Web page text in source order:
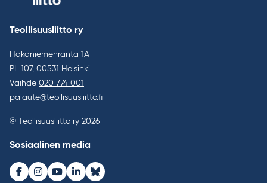
Teollisuusliitto ry
Hakaniemenranta 1A
PL 107, 00531 Helsinki
Vaihde 020 774 001
palaute@teollisuusliitto.fi
© Teollisuusliitto ry 2026
Sosiaalinen media
Facebook
Instagram
Youtube
LinkedInBluesky